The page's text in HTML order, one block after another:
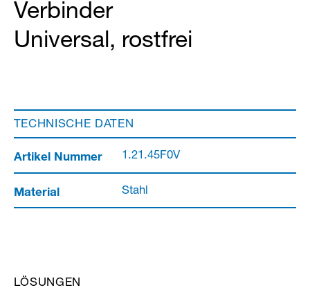
Verbinder
Universal, rostfrei
TECHNISCHE DATEN
Artikel Nummer 1.21.45F0V
Material Stahl
LÖSUNGEN